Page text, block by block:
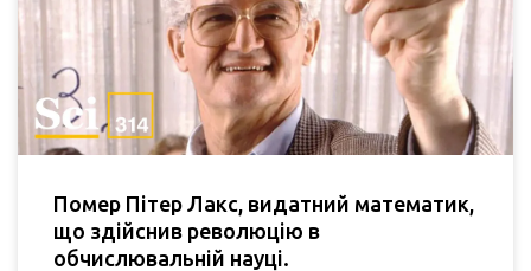
Помер Пітер Лакс, видатний математик,
що здійснив революцію в
обчислювальній науці.